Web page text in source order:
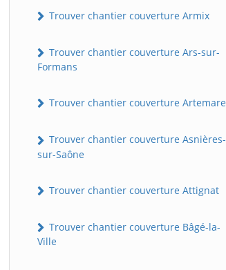
Trouver chantier couverture Armix
Trouver chantier couverture Ars-sur-
Formans
Trouver chantier couverture Artemare
Trouver chantier couverture Asnières-
sur-Saône
Trouver chantier couverture Attignat
Trouver chantier couverture Bâgé-la-
Ville